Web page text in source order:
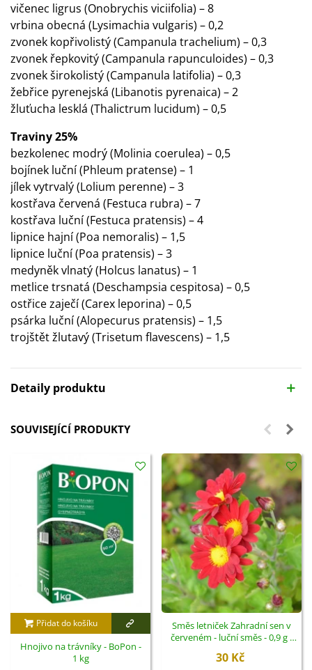
vičenec ligrus (Onobrychis viciifolia) – 8
vrbina obecná (Lysimachia vulgaris) – 0,2
zvonek kopřivolistý (Campanula trachelium) – 0,3
zvonek řepkovitý (Campanula rapunculoides) – 0,3
zvonek širokolistý (Campanula latifolia) – 0,3
žebřice pyrenejská (Libanotis pyrenaica) – 2
žluťucha lesklá (Thalictrum lucidum) – 0,5
Traviny 25%
bezkolenec modrý (Molinia coerulea) – 0,5
bojínek luční (Phleum pratense) – 1
jílek vytrvalý (Lolium perenne) – 3
kostřava červená (Festuca rubra) – 7
kostřava luční (Festuca pratensis) – 4
lipnice hajní (Poa nemoralis) – 1,5
lipnice luční (Poa pratensis) – 3
medyněk vlnatý (Holcus lanatus) – 1
metlice trsnatá (Deschampsia cespitosa) – 0,5
ostřice zaječí (Carex leporina) – 0,5
psárka luční (Alopecurus pratensis) – 1,5
trojštět žlutavý (Trisetum flavescens) – 1,5
Detaily produktu
SOUVISEJÍCÍ PRODUKTY
Přidat do košíku
Hnojivo na trávníky - BoPon -
1 kg
Směs letniček Zahradní sen v
červeném - luční směs - 0,9 g -
30 Kč